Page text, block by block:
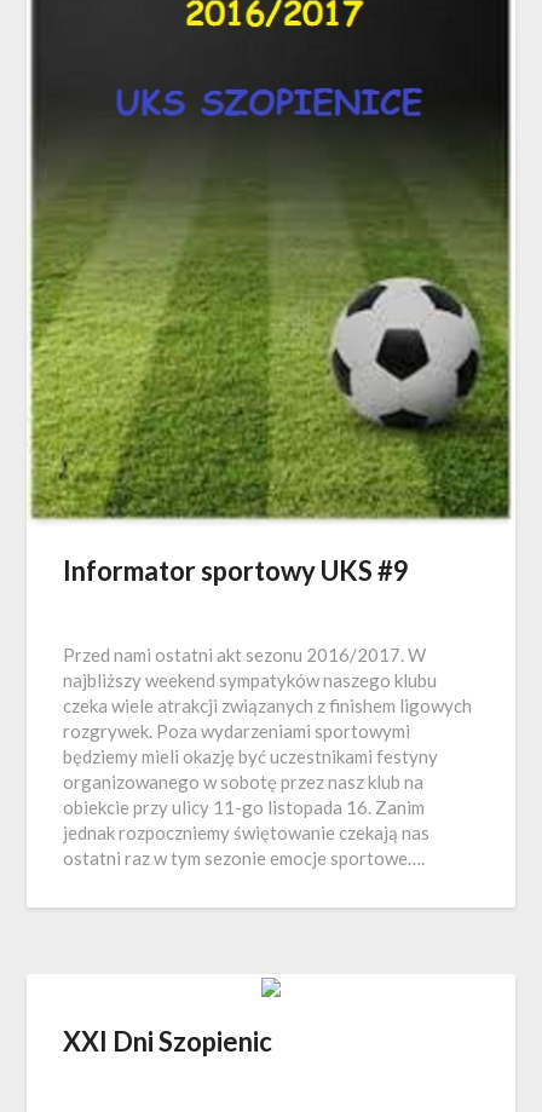
Informator sportowy UKS #9
Przed nami ostatni akt sezonu 2016/2017. W
najbliższy weekend sympatyków naszego klubu
czeka wiele atrakcji związanych z finishem ligowych
rozgrywek. Poza wydarzeniami sportowymi
będziemy mieli okazję być uczestnikami festyny
organizowanego w sobotę przez nasz klub na
obiekcie przy ulicy 11-go listopada 16. Zanim
jednak rozpoczniemy świętowanie czekają nas
ostatni raz w tym sezonie emocje sportowe….
XXI Dni Szopienic